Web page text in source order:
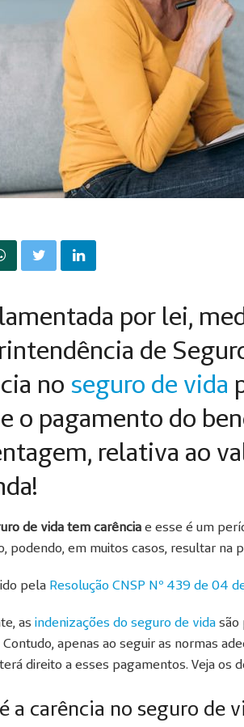
por lei,
de
no seguro de vida
o pagamento do
relativa ao
de vida tem carência e esse é um
podendo, em muitos casos, resultar na
pela Resolução CNSP Nº 439 de 04
as indenizações do seguro de vida são
apenas ao seguir as normas
direito a esses pagamentos. Veja os
a carência no seguro de